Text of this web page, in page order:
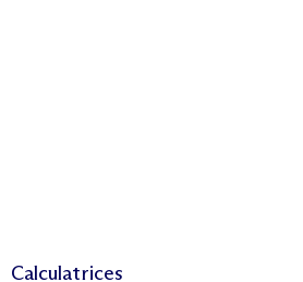
Calculatrices